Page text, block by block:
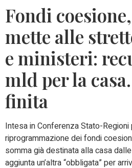
Fondi
mette alle
e ministeri:
mld per la
finita
Intesa in Conferenza Stato-
riprogrammazione dei fondi
somma già destinata alla casa
aggiunta un’altra “obbligata” per